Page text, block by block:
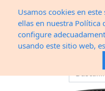
Usamos cookies en
ellas en nuestra Política
configure
usando este sitio web,
Productos HOME